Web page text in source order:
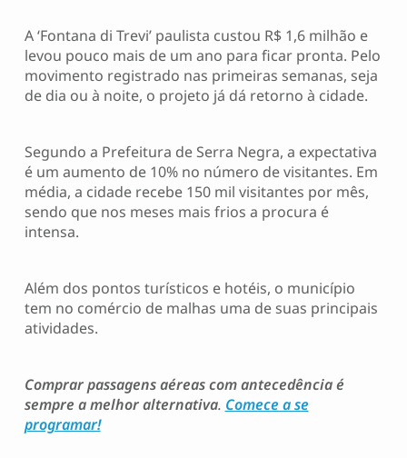
A ‘Fontana di Trevi’ paulista custou R$ 1,6 milhão e
levou pouco mais de um ano para ficar pronta. Pelo
movimento registrado nas primeiras semanas, seja
de dia ou à noite, o projeto já dá retorno à cidade.
Segundo a Prefeitura de Serra Negra, a expectativa
é um aumento de 10% no número de visitantes. Em
média, a cidade recebe 150 mil visitantes por mês,
sendo que nos meses mais frios a procura é
intensa.
Além dos pontos turísticos e hotéis, o município
tem no comércio de malhas uma de suas principais
atividades.
Comprar passagens aéreas com antecedência é
sempre a melhor alternativa. Comece a se
programar!